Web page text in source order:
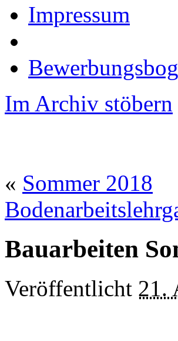
Impressum
Im Archiv stöbern
« Sommer 2018
Bauarbeiten
Veröffentlicht 21.